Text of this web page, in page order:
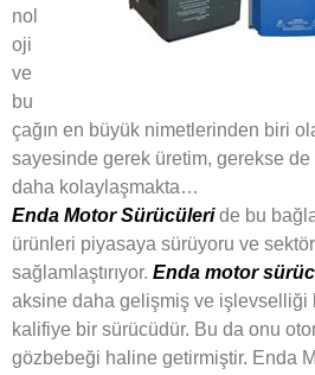
nol
oji
ve
bu
çağın en büyük nimetlerinden biri
sayesinde gerek üretim, gerekse de
daha kolaylaşmakta…
Enda Motor Sürücüleri de bu
ürünleri piyasaya sürüyoru ve
sağlamlaştırıyor. Enda motor
aksine daha gelişmiş ve işlevselliği
kalifiye bir sürücüdür. Bu da onu
gözbebeği haline getirmiştir. Enda